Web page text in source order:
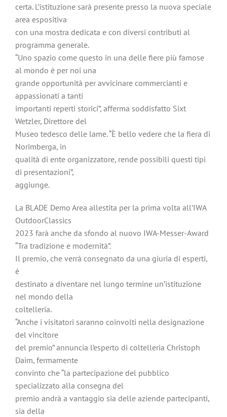
certa. L’istituzione sarà presente presso la nuova speciale
area espositiva
con una mostra dedicata e con diversi contributi al
programma generale.
“Uno spazio come questo in una delle fiere più famose
al mondo è per noi una
grande opportunità per avvicinare commercianti e
appassionati a tanti
importanti reperti storici”, afferma soddisfatto Sixt
Wetzler, Direttore del
Museo tedesco delle lame. “È bello vedere che la fiera di
Norimberga, in
qualità di ente organizzatore, rende possibili questi tipi
di presentazioni”,
aggiunge.
La BLADE Demo Area allestita per la prima volta all’IWA
OutdoorClassics
2023 farà anche da sfondo al nuovo IWA-Messer-Award
“Tra tradizione e modernità”.
Il premio, che verrà consegnato da una giuria di esperti,
è
destinato a diventare nel lungo termine un’istituzione
nel mondo della
coltelleria.
“Anche i visitatori saranno coinvolti nella designazione
del vincitore
del premio” annuncia l’esperto di coltelleria Christoph
Daim, fermamente
convinto che “la partecipazione del pubblico
specializzato alla consegna del
premio andrà a vantaggio sia delle aziende partecipanti,
sia della